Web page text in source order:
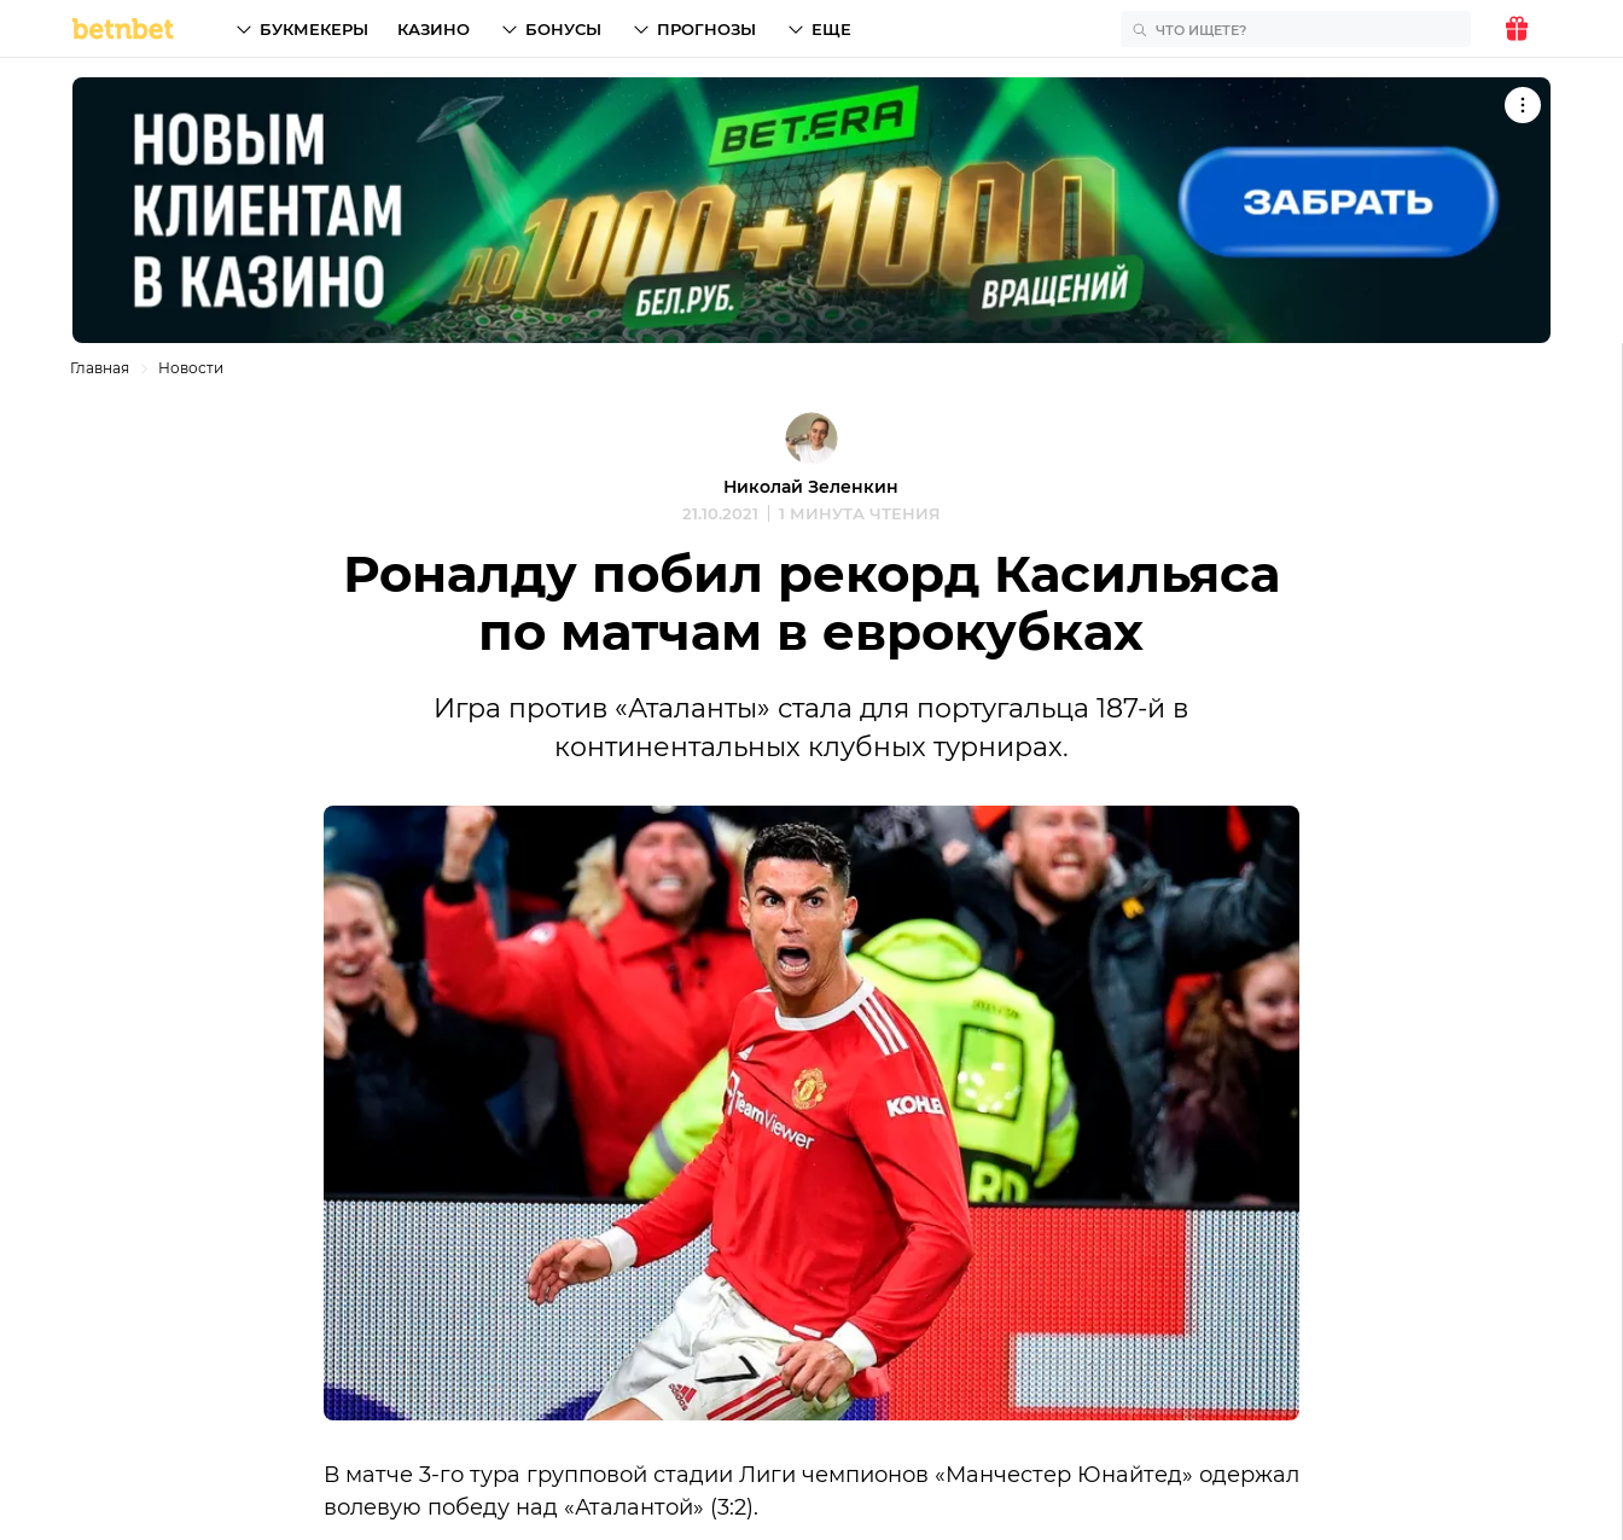
БУКМЕКЕРЫ КАЗИНО БОНУСЫ ПРОГНОЗЫ ЕЩЕ
Главная Новости
Николай Зеленкин
21.10.2021 1 МИНУТА ЧТЕНИЯ
Роналду побил рекорд Касильяса
по матчам в еврокубках
Игра против «Аталанты» стала для португальца 187-й в
континентальных клубных турнирах.
В матче 3-го тура групповой стадии Лиги чемпионов «Манчестер Юнайтед» одержал
волевую победу над «Аталантой» (3:2).